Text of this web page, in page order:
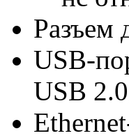
Разъем
USB-
USB